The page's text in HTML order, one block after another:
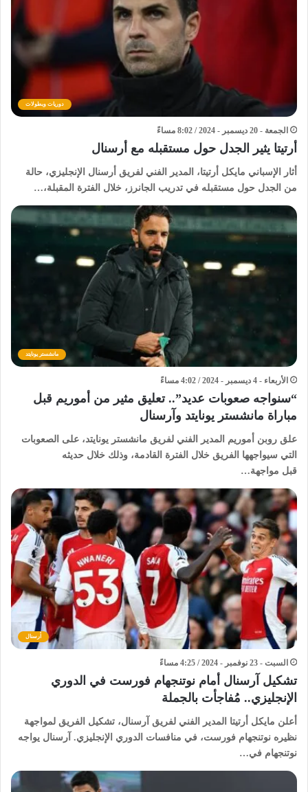
دوريات وبطولات
الجمعة - 20 ديسمبر - 2024 / 8:02 مساءً
أرتيتا يثير الجدل حول مستقبله مع أرسنال
أثار الإسباني مايكل أرتيتا، المدير الفني لفريق أرسنال الإنجليزي، حالة
من الجدل حول مستقبله في تدريب الجانرز، خلال الفترة المقبلة،…
مانشستر يونايتد
الأربعاء - 4 ديسمبر - 2024 / 4:02 مساءً
“سنواجه صعوبات عديد”.. تعليق مثير من أموريم قبل
مباراة مانشستر يونايتد وآرسنال
علق روبن أموريم المدير الفني لفريق مانشستر يونايتد، على الصعوبات
التي سيواجهها الفريق خلال الفترة القادمة، وذلك خلال حديثه
قبل مواجهة…
أرسنال
السبت - 23 نوفمبر - 2024 / 4:25 مساءً
تشكيل آرسنال أمام نوتنجهام فورست في الدوري
الإنجليزي.. مُفاجأت بالجملة
أعلن مايكل أرتيتا المدير الفني لفريق آرسنال، تشكيل الفريق لمواجهة
نظيره نوتنجهام فورست، في منافسات الدوري الإنجليزي. آرسنال يواجه
نوتنجهام في…